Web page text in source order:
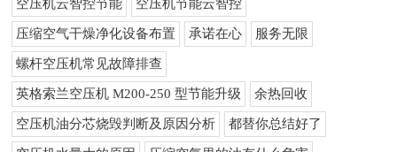
空压机云智控节能 空压机节能云智控
压缩空气干燥净化设备布置 承诺在心 服务无限
螺杆空压机常见故障排查
英格索兰空压机 M200-250 型节能升级 余热回收
空压机油分芯烧毁判断及原因分析 都替你总结好了